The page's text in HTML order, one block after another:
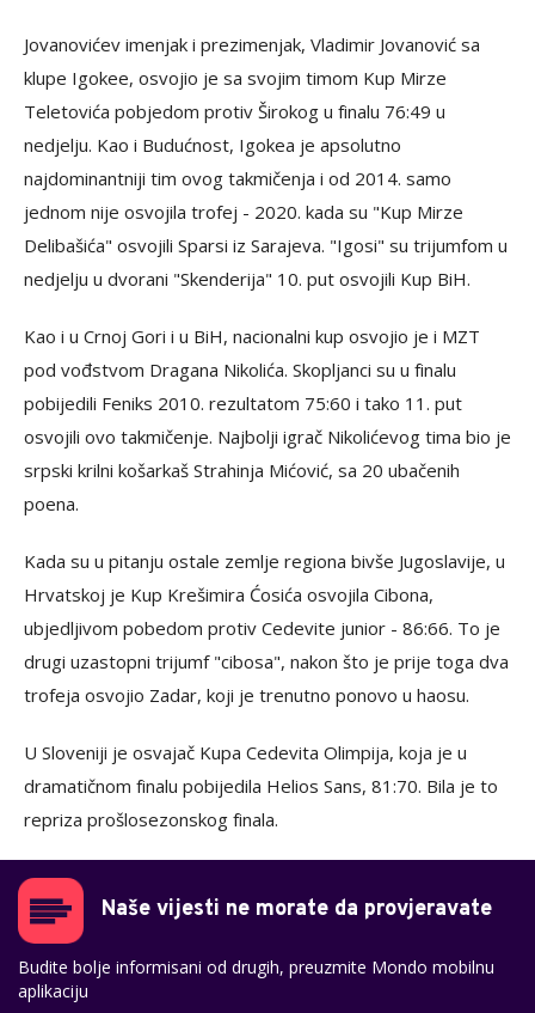
Jovanovićev imenjak i prezimenjak, Vladimir Jovanović sa
klupe Igokee, osvojio je sa svojim timom Kup Mirze
Teletovića pobjedom protiv Širokog u finalu 76:49 u
nedjelju. Kao i Budućnost, Igokea je apsolutno
najdominantniji tim ovog takmičenja i od 2014. samo
jednom nije osvojila trofej - 2020. kada su "Kup Mirze
Delibašića" osvojili Sparsi iz Sarajeva. "Igosi" su trijumfom u
nedjelju u dvorani "Skenderija" 10. put osvojili Kup BiH.
Kao i u Crnoj Gori i u BiH, nacionalni kup osvojio je i MZT
pod vođstvom Dragana Nikolića. Skopljanci su u finalu
pobijedili Feniks 2010. rezultatom 75:60 i tako 11. put
osvojili ovo takmičenje. Najbolji igrač Nikolićevog tima bio je
srpski krilni košarkaš Strahinja Mićović, sa 20 ubačenih
poena.
Kada su u pitanju ostale zemlje regiona bivše Jugoslavije, u
Hrvatskoj je Kup Krešimira Ćosića osvojila Cibona,
ubjedljivom pobedom protiv Cedevite junior - 86:66. To je
drugi uzastopni trijumf "cibosa", nakon što je prije toga dva
trofeja osvojio Zadar, koji je trenutno ponovo u haosu.
U Sloveniji je osvajač Kupa Cedevita Olimpija, koja je u
dramatičnom finalu pobijedila Helios Sans, 81:70. Bila je to
repriza prošlosezonskog finala.
Naše vijesti ne morate da provjeravate
Budite bolje informisani od drugih, preuzmite Mondo mobilnu
aplikaciju